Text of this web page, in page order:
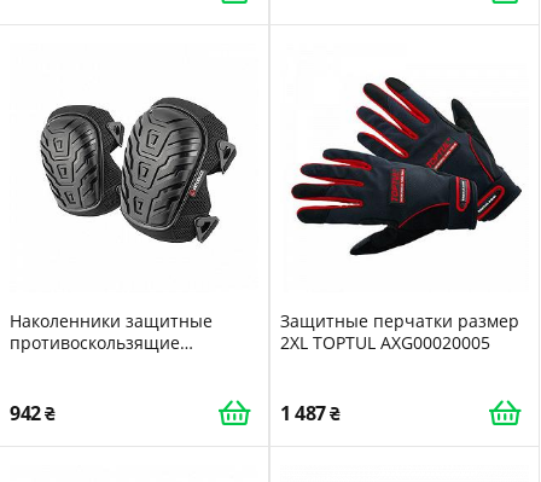
Наколенники защитные
противоскользящие
неопреновые ремни
942
Защитные перчатки размер
2XL TOPTUL AXG00020005
1 487